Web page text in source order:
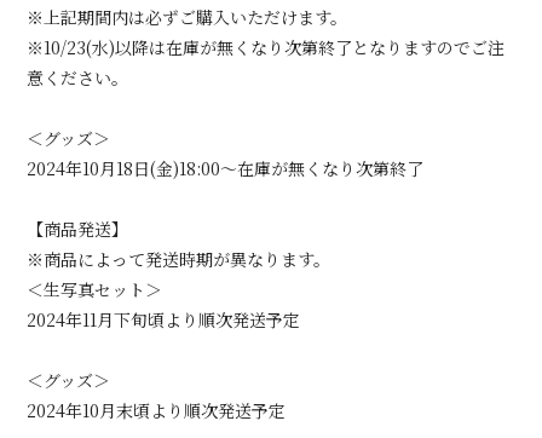
※上記期間内は必ずご購入いただけます。
※10/23(水)以降は在庫が無くなり次第終了となりますのでご注
意ください。
＜グッズ＞
2024年10月18日(金)18:00～在庫が無くなり次第終了
【商品発送】
※商品によって発送時期が異なります。
＜生写真セット＞
2024年11月下旬頃より順次発送予定
＜グッズ＞
2024年10月末頃より順次発送予定